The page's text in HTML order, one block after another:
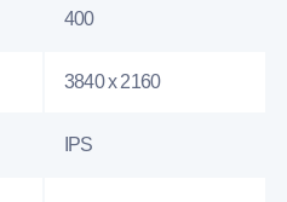
400
3840 x 2160
IPS